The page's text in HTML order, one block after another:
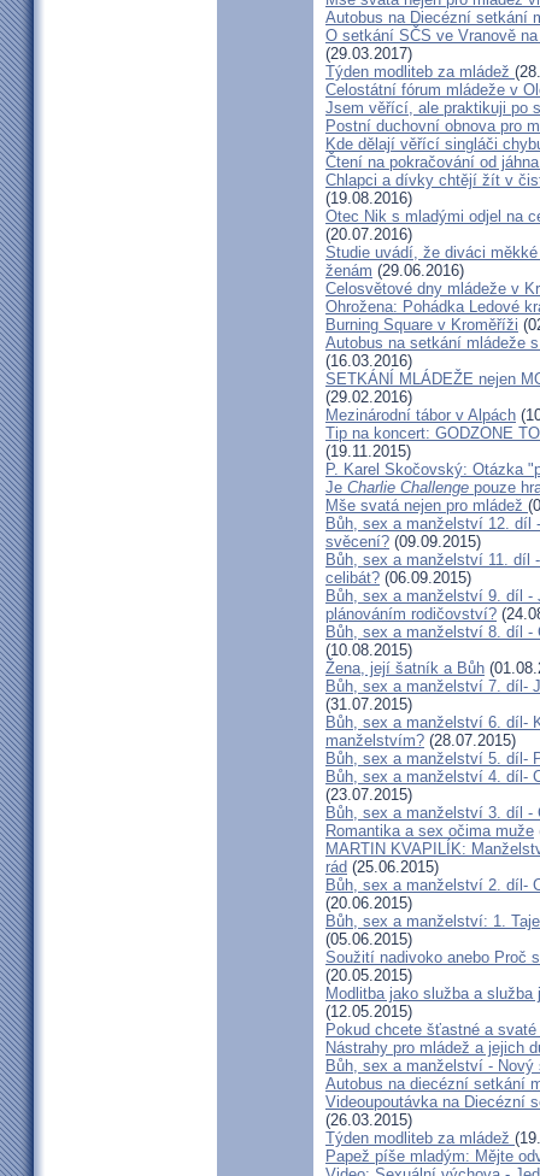
Autobus na Diecézní setkání
O setkání SČS ve Vranově
(29.03.2017)
Týden modliteb za mládež
Celostátní fórum mládeže v
Jsem věřící, ale praktikuji po
Postní duchovní obnova pro
Kde dělají věřící singláči
Čtení na pokračování od
Chlapci a dívky chtějí žít v
(19.08.2016)
Otec Nik s mladými odjel na
(20.07.2016)
Studie uvádí, že diváci
ženám (29.06.2016)
Celosvětové dny mládeže v
Ohrožena: Pohádka Ledové
Burning Square v Kroměříži
Autobus na setkání mládeže
(16.03.2016)
SETKÁNÍ MLÁDEŽE nejen
(29.02.2016)
Mezinárodní tábor v Alpách
Tip na koncert: GODZONE
(19.11.2015)
P. Karel Skočovský: Otázka
Je Charlie Challenge pouze
Mše svatá nejen pro mládež
Bůh, sex a manželství 12. díl
svěcení? (09.09.2015)
Bůh, sex a manželství 11. díl
celibát? (06.09.2015)
Bůh, sex a manželství 9. díl -
plánováním rodičovství?
Bůh, sex a manželství 8. díl -
(10.08.2015)
Žena, její šatník a Bůh
Bůh, sex a manželství 7. díl-
(31.07.2015)
Bůh, sex a manželství 6. díl-
manželstvím? (28.07.2015)
Bůh, sex a manželství 5. díl-
Bůh, sex a manželství 4. díl-
(23.07.2015)
Bůh, sex a manželství 3. díl
Romantika a sex očima muže
MARTIN KVAPILÍK:
rád (25.06.2015)
Bůh, sex a manželství 2. díl-
(20.06.2015)
Bůh, sex a manželství: 1.
(05.06.2015)
Soužití nadivoko anebo Proč
(20.05.2015)
Modlitba jako služba a
(12.05.2015)
Pokud chcete šťastné a
Nástrahy pro mládež a jejich
Bůh, sex a manželství - Nový
Autobus na diecézní setkání
Videoupoutávka na Diecézní
(26.03.2015)
Týden modliteb za mládež
Papež píše mladým: Mějte